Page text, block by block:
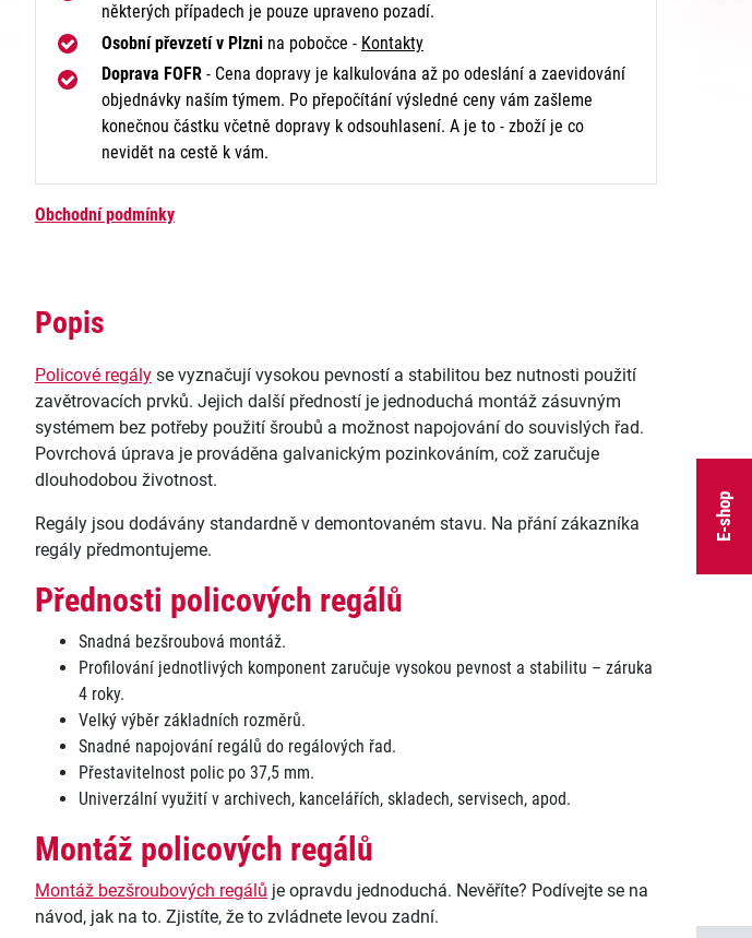
E-shop
některých případech je pouze upraveno pozadí.
Osobní převzetí v Plzni na pobočce - Kontakty
Doprava FOFR - Cena dopravy je kalkulována až po odeslání a zaevidování
objednávky naším týmem. Po přepočítání výsledné ceny vám zašleme
konečnou částku včetně dopravy k odsouhlasení. A je to - zboží je co
nevidět na cestě k vám.
Obchodní podmínky
Popis
Policové regály se vyznačují vysokou pevností a stabilitou bez nutnosti použití
zavětrovacích prvků. Jejich další předností je jednoduchá montáž zásuvným
systémem bez potřeby použití šroubů a možnost napojování do souvislých řad.
Povrchová úprava je prováděna galvanickým pozinkováním, což zaručuje
dlouhodobou životnost.
Regály jsou dodávány standardně v demontovaném stavu. Na přání zákazníka
regály předmontujeme.
Přednosti policových regálů
Snadná bezšroubová montáž.
Profilování jednotlivých komponent zaručuje vysokou pevnost a stabilitu – záruka
4 roky.
Velký výběr základních rozměrů.
Snadné napojování regálů do regálových řad.
Přestavitelnost polic po 37,5 mm.
Univerzální využití v archivech, kancelářích, skladech, servisech, apod.
Montáž policových regálů
Montáž bezšroubových regálů je opravdu jednoduchá. Nevěříte? Podívejte se na
návod, jak na to. Zjistíte, že to zvládnete levou zadní.